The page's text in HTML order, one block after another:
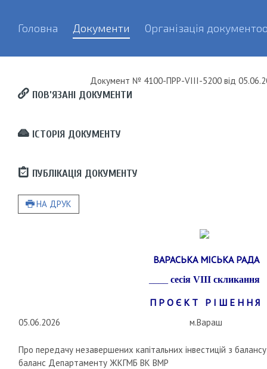
Головна Документи Організація
Документ № 4100-ПРР-VIII-5200від
ПОВ’ЯЗАНІ ДОКУМЕНТИ
ІСТОРІЯ ДОКУМЕНТУ
ПУБЛІКАЦІЯ ДОКУМЕНТУ
НА ДРУК
ВАРАСЬКА МІСЬКА РАДА
сесія VIII скликання
П Р О Є К Т Р І Ш Е Н Н Я
05.06.2026 м.Вараш
Про передачу незавершених капітальних інвестицій з
баланс Департаменту ЖКГМБ ВК ВМР